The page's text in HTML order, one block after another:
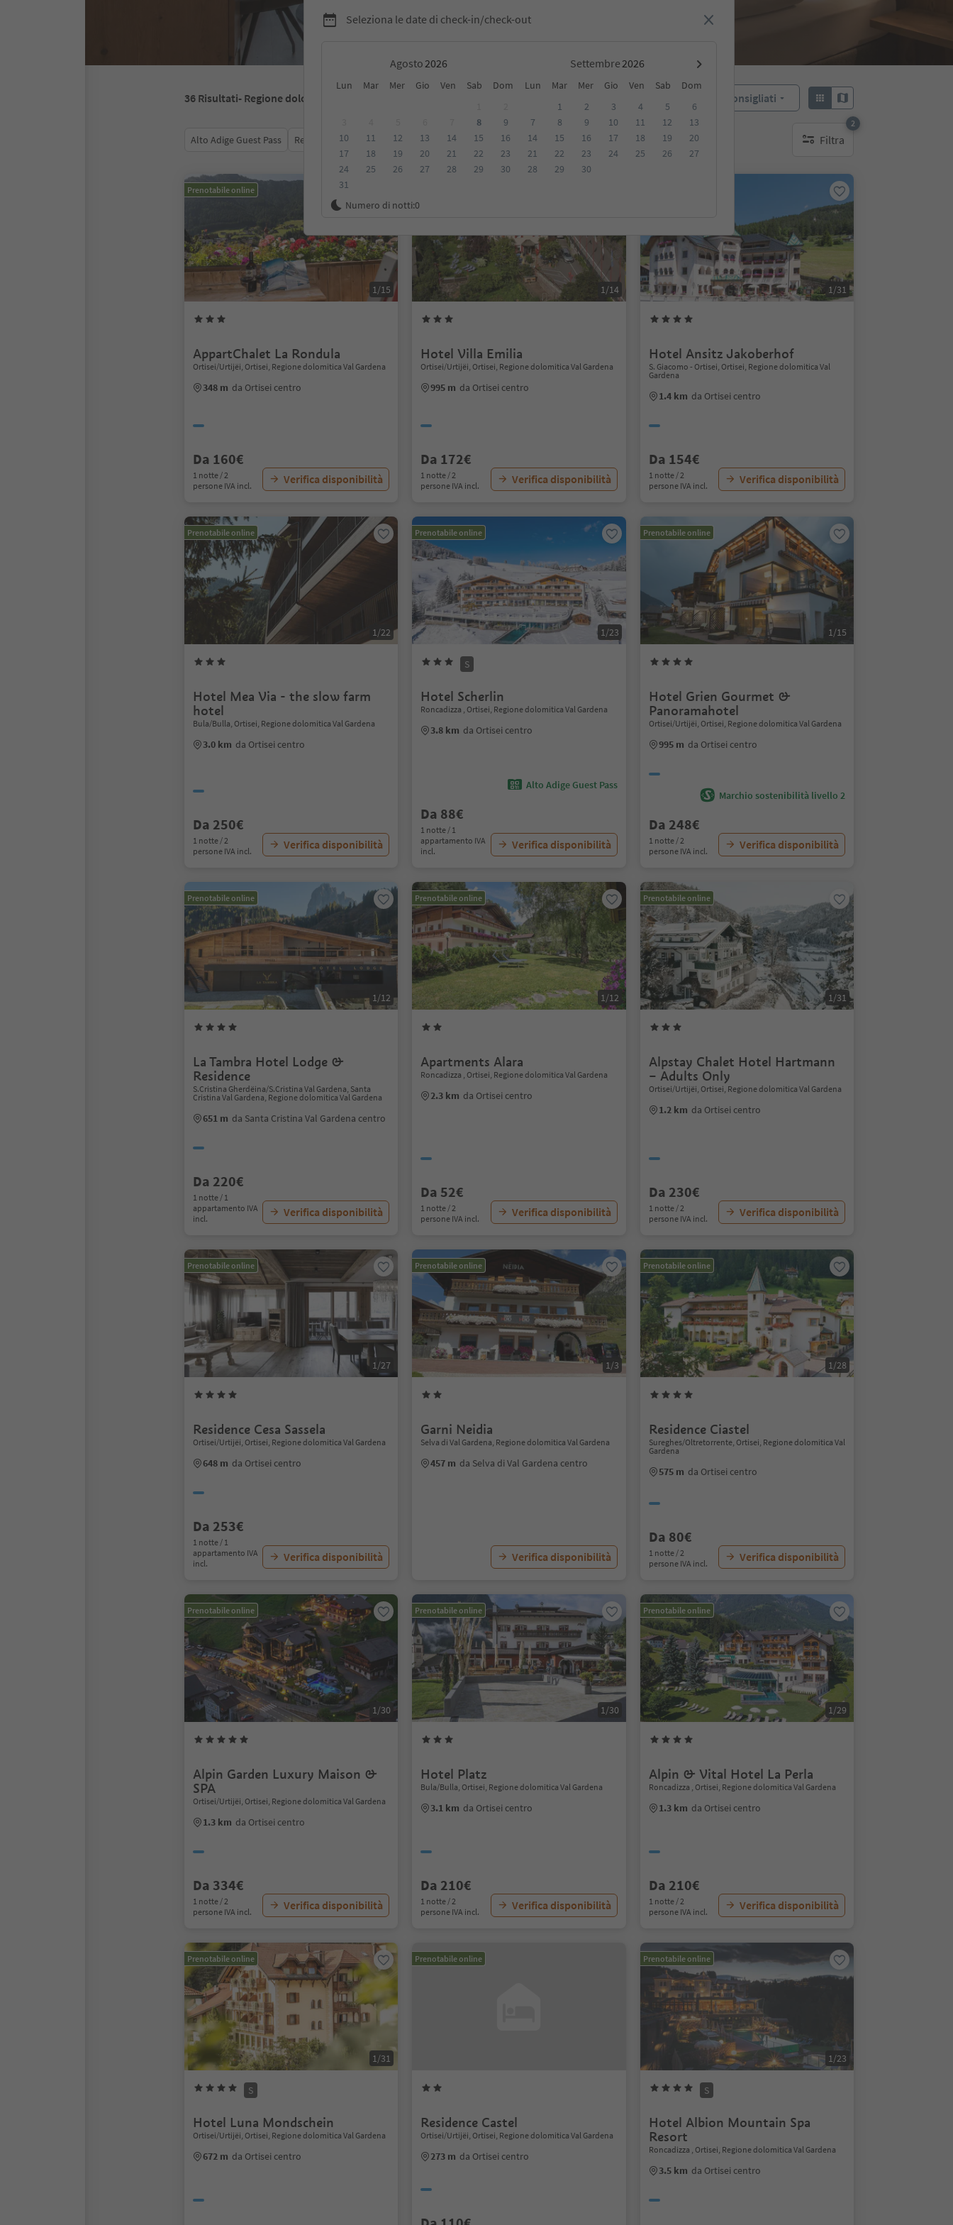
Seleziona le date di check-in/check-out
Agosto Settembre
Lun Mar Mer Gio Ven Sab Dom Lun Mar Mer Gio Ven Sab
Dom
8
9
10
11 12 13 14 15
16
17
18 19 20 21 22
23
24
25 26 27 28 29
30
31
1 2 3 4 5
6
7
8 9 10 11 12
13
14
15 16 17 18 19
20
21
22 23 24 25 26
27
28
29 30
Numero di notti:0
36 Risultati- Regione dolomitica Val Gardena Consigliati
Alto Adige Guest Pass Recensioni Categoria Trattamento Alloggi sostenibili Filtra
2
filtri attivi
Prenotabile online
1/15
AppartChalet La Rondula
Ortisei/Urtijëi, Ortisei, Regione dolomitica Val Gardena
348 m da Ortisei centro
Da 160€
1 notte / 2
persone IVA incl.
Verifica disponibilità
1/14
Hotel Villa Emilia
Ortisei/Urtijëi, Ortisei, Regione dolomitica Val Gardena
995 m da Ortisei centro
Da 172€
1 notte / 2
persone IVA incl.
Verifica disponibilità
1/31
Hotel Ansitz Jakoberhof
S. Giacomo - Ortisei, Ortisei, Regione dolomitica Val
Gardena
1.4 km da Ortisei centro
Da 154€
1 notte / 2
persone IVA incl.
Verifica disponibilità
Prenotabile online
1/22
Hotel Mea Via - the slow farm
hotel
Bula/Bulla, Ortisei, Regione dolomitica Val Gardena
3.0 km da Ortisei centro
Da 250€
1 notte / 2
persone IVA incl.
Verifica disponibilità
Prenotabile online
1/23
S
Hotel Scherlin
Roncadizza , Ortisei, Regione dolomitica Val Gardena
3.8 km da Ortisei centro
Alto Adige Guest Pass
Da 88€
1 notte / 1
appartamento IVA
incl.
Verifica disponibilità
Prenotabile online
1/15
Hotel Grien Gourmet &
Panoramahotel
Ortisei/Urtijëi, Ortisei, Regione dolomitica Val Gardena
995 m da Ortisei centro
Marchio sostenibilità livello 2
Da 248€
1 notte / 2
persone IVA incl.
Verifica disponibilità
Prenotabile online
1/12
La Tambra Hotel Lodge &
Residence
S.Cristina Gherdëina/S.Cristina Val Gardena, Santa
Cristina Val Gardena, Regione dolomitica Val Gardena
651 m da Santa Cristina Val Gardena centro
Da 220€
1 notte / 1
appartamento IVA
incl.
Verifica disponibilità
Prenotabile online
1/12
Apartments Alara
Roncadizza , Ortisei, Regione dolomitica Val Gardena
2.3 km da Ortisei centro
Da 52€
1 notte / 2
persone IVA incl.
Verifica disponibilità
Prenotabile online
1/31
Alpstay Chalet Hotel Hartmann
– Adults Only
Ortisei/Urtijëi, Ortisei, Regione dolomitica Val Gardena
1.2 km da Ortisei centro
Da 230€
1 notte / 2
persone IVA incl.
Verifica disponibilità
Prenotabile online
1/27
Residence Cesa Sassela
Ortisei/Urtijëi, Ortisei, Regione dolomitica Val Gardena
648 m da Ortisei centro
Da 253€
1 notte / 1
appartamento IVA
incl.
Verifica disponibilità
Prenotabile online
1/3
Garni Neidia
Selva di Val Gardena, Regione dolomitica Val Gardena
457 m da Selva di Val Gardena centro
Verifica disponibilità
Prenotabile online
1/28
Residence Ciastel
Sureghes/Oltretorrente, Ortisei, Regione dolomitica Val
Gardena
575 m da Ortisei centro
Da 80€
1 notte / 2
persone IVA incl.
Verifica disponibilità
Prenotabile online
1/30
Alpin Garden Luxury Maison &
SPA
Ortisei/Urtijëi, Ortisei, Regione dolomitica Val Gardena
1.3 km da Ortisei centro
Da 334€
1 notte / 2
persone IVA incl.
Verifica disponibilità
Prenotabile online
1/30
Hotel Platz
Bula/Bulla, Ortisei, Regione dolomitica Val Gardena
3.1 km da Ortisei centro
Da 210€
1 notte / 2
persone IVA incl.
Verifica disponibilità
Prenotabile online
1/29
Alpin & Vital Hotel La Perla
Roncadizza , Ortisei, Regione dolomitica Val Gardena
1.3 km da Ortisei centro
Da 210€
1 notte / 2
persone IVA incl.
Verifica disponibilità
Prenotabile online
1/31
S
Hotel Luna Mondschein
Ortisei/Urtijëi, Ortisei, Regione dolomitica Val Gardena
672 m da Ortisei centro
Prenotabile online
Residence Castel
Ortisei/Urtijëi, Ortisei, Regione dolomitica Val Gardena
273 m da Ortisei centro
Prenotabile online
1/23
S
Hotel Albion Mountain Spa
Resort
Roncadizza , Ortisei, Regione dolomitica Val Gardena
3.5 km da Ortisei centro